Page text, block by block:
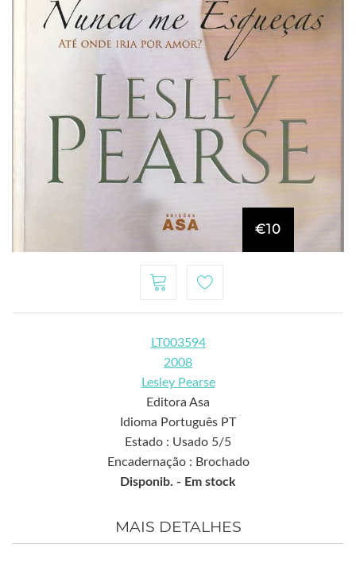
€10
LT003594
2008
Lesley Pearse
Editora Asa
Idioma Português PT
Estado : Usado 5/5
Encadernação : Brochado
Disponib. - Em stock
MAIS DETALHES